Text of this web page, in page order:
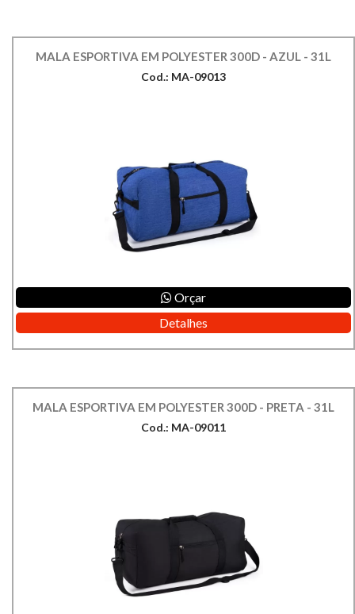
MALA ESPORTIVA EM POLYESTER 300D - AZUL - 31L
Cod.: MA-09013
Orçar
Detalhes
MALA ESPORTIVA EM POLYESTER 300D - PRETA - 31L
Cod.: MA-09011